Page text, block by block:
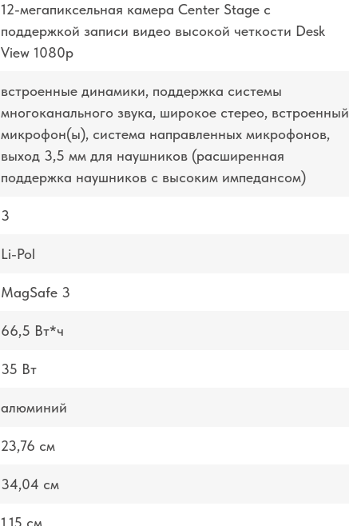
12-мегапиксельная камера Center Stage с
поддержкой записи видео высокой четкости Desk
View 1080p
встроенные динамики, поддержка системы
многоканального звука, широкое стерео, встроенный
микрофон(ы), система направленных микрофонов,
выход 3,5 мм для наушников (расширенная
поддержка наушников с высоким импедансом)
3
Li-Pol
MagSafe 3
66,5 Вт*ч
35 Вт
алюминий
23,76 см
34,04 см
1,15 см